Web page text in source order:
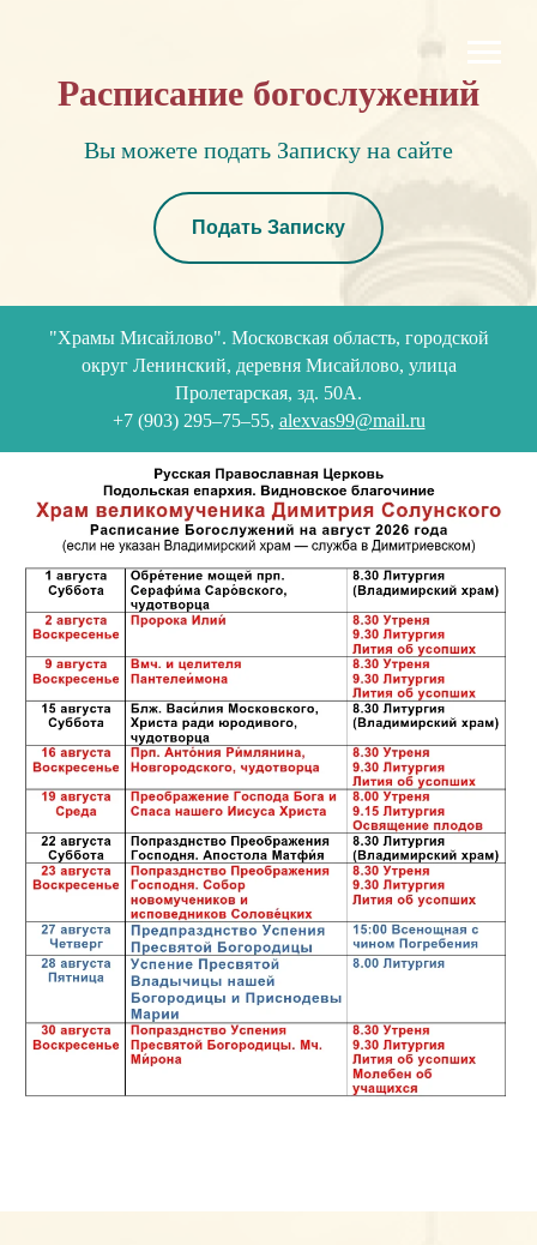
Расписание богослужений
Вы можете подать Записку на сайте
Подать Записку
"Храмы Мисайлово". Московская область, городской
округ Ленинский, деревня Мисайлово, улица
Пролетарская, зд. 50А.
+7 (903) 295–75–55, alexvas99@mail.ru